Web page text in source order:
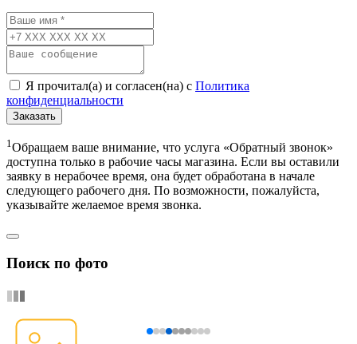
Я прочитал(а) и согласен(на) с Политика
конфиденциальности
Заказать
1Обращаем ваше внимание, что услуга «Обратный звонок»
доступна только в рабочие часы магазина. Если вы оставили
заявку в нерабочее время, она будет обработана в начале
следующего рабочего дня. По возможности, пожалуйста,
указывайте желаемое время звонка.
Поиск по фото